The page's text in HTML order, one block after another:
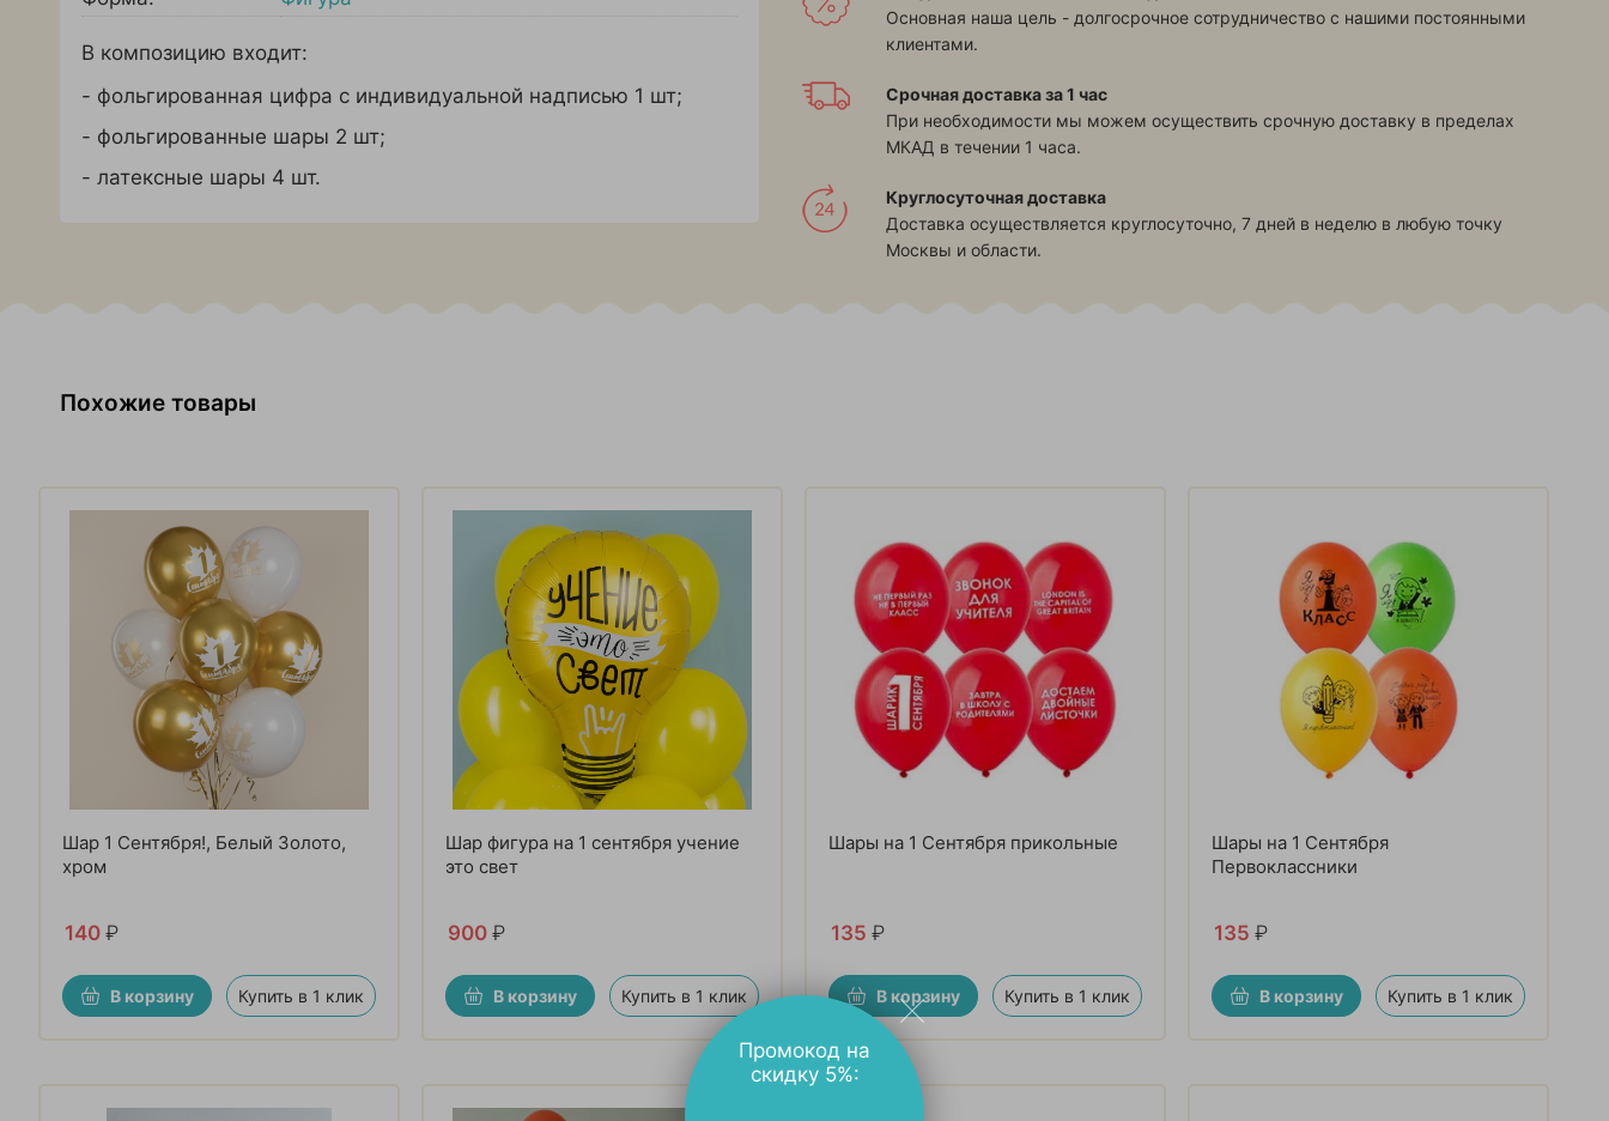
В композицию входит:
- фольгированная цифра с индивидуальной надписью 1 шт;
- фольгированные шары 2 шт;
- латексные шары 4 шт.
Основная наша цель - долгосрочное сотрудничество с нашими постоянными
клиентами.
Срочная доставка за 1 час
При необходимости мы можем осуществить срочную доставку в пределах
МКАД в течении 1 часа.
Круглосуточная доставка
Доставка осуществляется круглосуточно, 7 дней в неделю в любую точку
Москвы и области.
Похожие товары
Шар 1 Сентября!, Белый Золото,
хром
140 ₽
В корзину Купить в 1 клик
Шар фигура на 1 сентября учение
это свет
900 ₽
В корзину Купить в 1 клик
Шары на 1 Сентября прикольные
135 ₽
В корзину Купить в 1 клик
Шары на 1 Сентября
Первоклассники
135 ₽
В корзину Купить в 1 клик
Промокод на
скидку 5%: